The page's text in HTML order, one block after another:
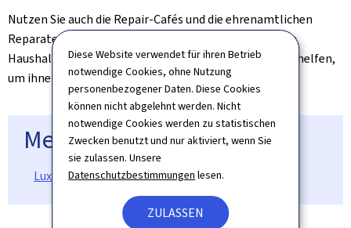
Diese Website verwendet für ihren Betrieb
notwendige Cookies, ohne Nutzung
personenbezogener Daten. Diese Cookies
können nicht abgelehnt werden. Nicht
notwendige Cookies werden zu statistischen
Zwecken benutzt und nur aktiviert, wenn Sie
sie zulassen. Unsere
Datenschutzbestimmungen lesen.
ZULASSEN
Nutzen Sie auch die Repair-Cafés und die ehrenamtlichen
Reparateure, die Ihnen bei der Reparatur Ihrer kleinen
Haushaltsgeräte (10-13 Uhr) oder auch Ihrer Kleidung helfen,
um ihnen ein zweites Leben zu geben (14-16 Uhr).
Mehr zu diesem Thema
Luxembourg Impact Days